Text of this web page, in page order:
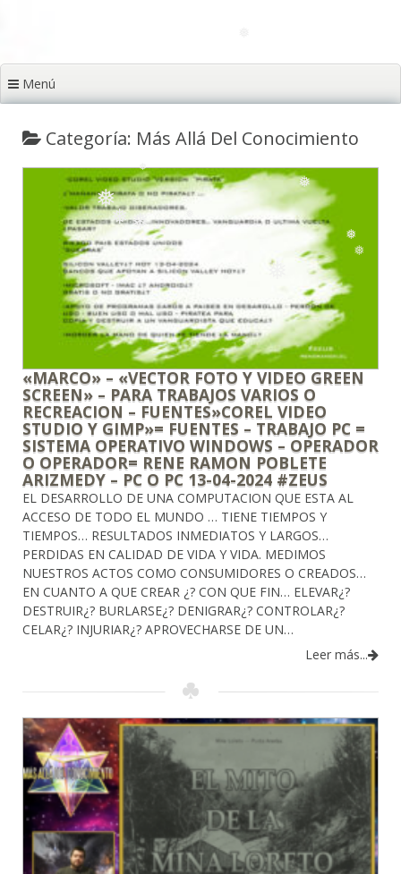
❅
❅
❅
❅
Menú
Categoría: Más Allá Del Conocimiento
«MARCO» – «VECTOR FOTO Y VIDEO GREEN
SCREEN» – PARA TRABAJOS VARIOS O
RECREACION – FUENTES»COREL VIDEO
STUDIO Y GIMP»= FUENTES – TRABAJO PC =
SISTEMA OPERATIVO WINDOWS – OPERADOR
O OPERADOR= RENE RAMON POBLETE
ARIZMEDY – PC O PC 13-04-2024 #ZEUS
EL DESARROLLO DE UNA COMPUTACION QUE ESTA AL
ACCESO DE TODO EL MUNDO … TIENE TIEMPOS Y
TIEMPOS… RESULTADOS INMEDIATOS Y LARGOS…
PERDIDAS EN CALIDAD DE VIDA Y VIDA. MEDIMOS
NUESTROS ACTOS COMO CONSUMIDORES O CREADOS…
EN CUANTO A QUE CREAR ¿? CON QUE FIN… ELEVAR¿?
DESTRUIR¿? BURLARSE¿? DENIGRAR¿? CONTROLAR¿?
CELAR¿? INJURIAR¿? APROVECHARSE DE UN…
Leer más...